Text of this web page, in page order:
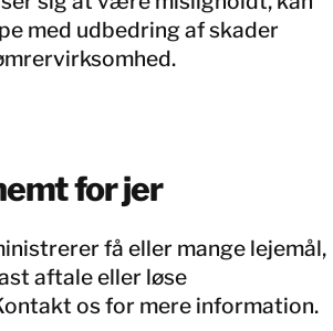
med udbedring af skader
for jer
få eller mange lejemål,
aftale eller løse
os for mere information.